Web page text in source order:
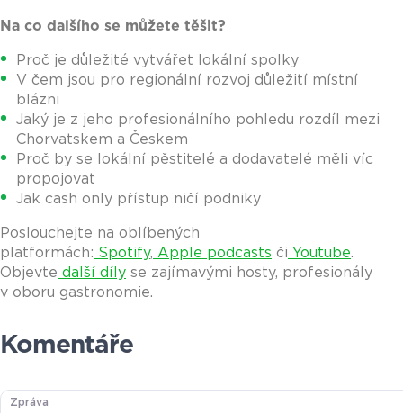
Na co dalšího se můžete těšit?
Proč je důležité vytvářet lokální spolky
V čem jsou pro regionální rozvoj důležití místní
blázni
Jaký je z jeho profesionálního pohledu rozdíl mezi
Chorvatskem a Českem
Proč by se lokální pěstitelé a dodavatelé měli víc
propojovat
Jak cash only přístup ničí podniky
Poslouchejte na oblíbených
platformách: Spotify, Apple podcasts či Youtube.
Objevte další díly se zajímavými hosty, profesionály
v oboru gastronomie.
Komentáře